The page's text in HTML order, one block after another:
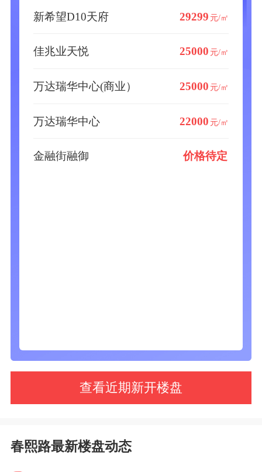
新希望D10天府 29299 元/㎡
佳兆业天悦 25000 元/㎡
万达瑞华中心(商业） 25000 元/㎡
万达瑞华中心 22000 元/㎡
金融街融御 价格待定
查看近期新开楼盘
春熙路最新楼盘动态